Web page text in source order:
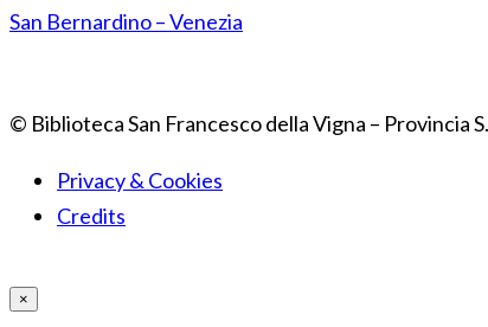
San Bernardino – Venezia
© Biblioteca San Francesco della Vigna – Provincia
Privacy & Cookies
Credits
×